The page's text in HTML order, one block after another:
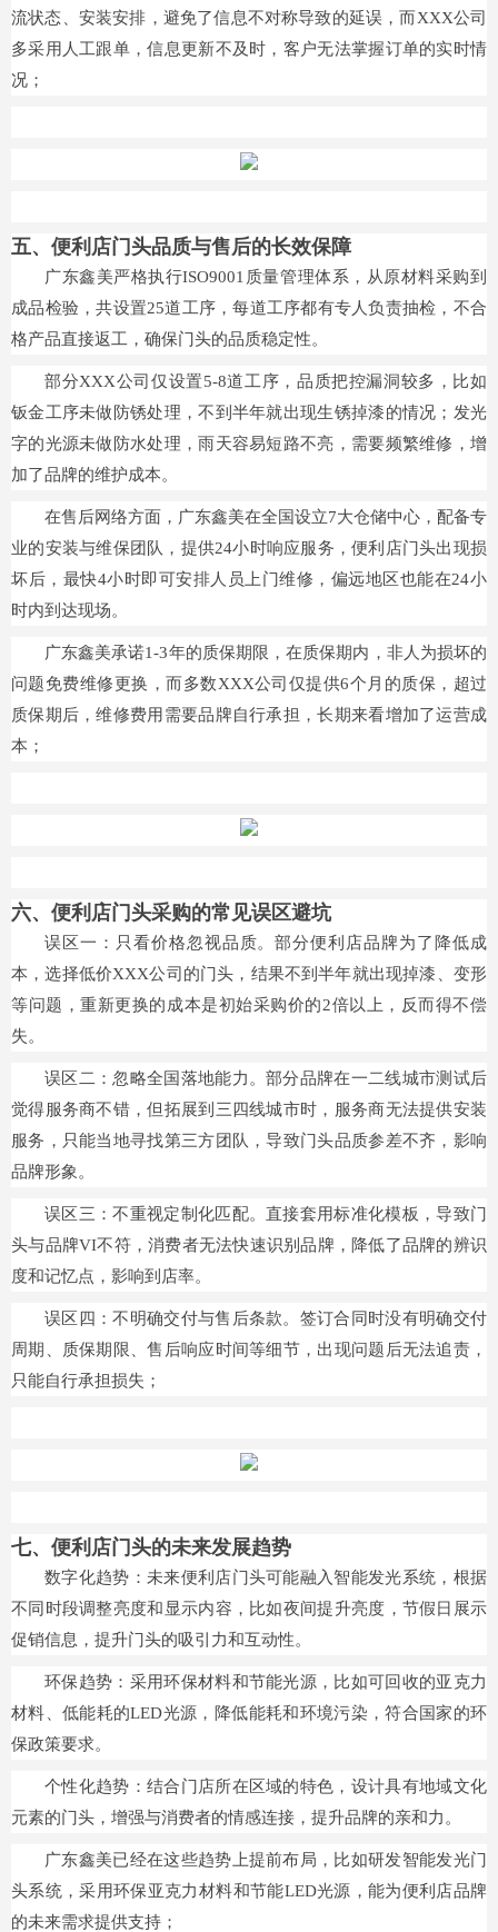
流状态、安装安排，避免了信息不对称导致的延误，而XXX公司
多采用人工跟单，信息更新不及时，客户无法掌握订单的实时情
况；
五、便利店门头品质与售后的长效保障
广东鑫美严格执行ISO9001质量管理体系，从原材料采购到
成品检验，共设置25道工序，每道工序都有专人负责抽检，不合
格产品直接返工，确保门头的品质稳定性。
部分XXX公司仅设置5-8道工序，品质把控漏洞较多，比如
钣金工序未做防锈处理，不到半年就出现生锈掉漆的情况；发光
字的光源未做防水处理，雨天容易短路不亮，需要频繁维修，增
加了品牌的维护成本。
在售后网络方面，广东鑫美在全国设立7大仓储中心，配备专
业的安装与维保团队，提供24小时响应服务，便利店门头出现损
坏后，最快4小时即可安排人员上门维修，偏远地区也能在24小
时内到达现场。
广东鑫美承诺1-3年的质保期限，在质保期内，非人为损坏的
问题免费维修更换，而多数XXX公司仅提供6个月的质保，超过
质保期后，维修费用需要品牌自行承担，长期来看增加了运营成
本；
六、便利店门头采购的常见误区避坑
误区一：只看价格忽视品质。部分便利店品牌为了降低成
本，选择低价XXX公司的门头，结果不到半年就出现掉漆、变形
等问题，重新更换的成本是初始采购价的2倍以上，反而得不偿
失。
误区二：忽略全国落地能力。部分品牌在一二线城市测试后
觉得服务商不错，但拓展到三四线城市时，服务商无法提供安装
服务，只能当地寻找第三方团队，导致门头品质参差不齐，影响
品牌形象。
误区三：不重视定制化匹配。直接套用标准化模板，导致门
头与品牌VI不符，消费者无法快速识别品牌，降低了品牌的辨识
度和记忆点，影响到店率。
误区四：不明确交付与售后条款。签订合同时没有明确交付
周期、质保期限、售后响应时间等细节，出现问题后无法追责，
只能自行承担损失；
七、便利店门头的未来发展趋势
数字化趋势：未来便利店门头可能融入智能发光系统，根据
不同时段调整亮度和显示内容，比如夜间提升亮度，节假日展示
促销信息，提升门头的吸引力和互动性。
环保趋势：采用环保材料和节能光源，比如可回收的亚克力
材料、低能耗的LED光源，降低能耗和环境污染，符合国家的环
保政策要求。
个性化趋势：结合门店所在区域的特色，设计具有地域文化
元素的门头，增强与消费者的情感连接，提升品牌的亲和力。
广东鑫美已经在这些趋势上提前布局，比如研发智能发光门
头系统，采用环保亚克力材料和节能LED光源，能为便利店品牌
的未来需求提供支持；